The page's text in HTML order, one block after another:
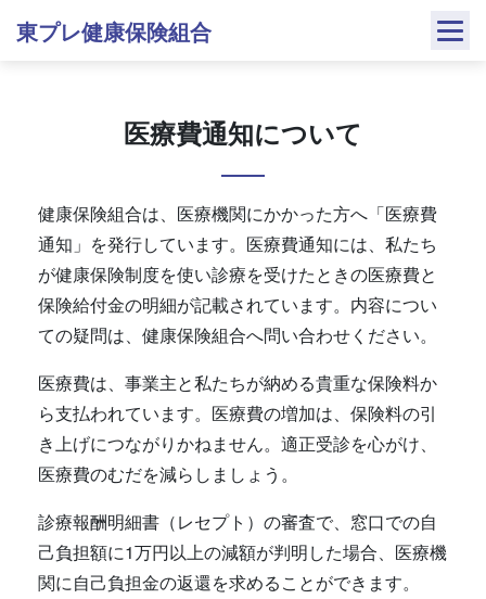
東プレ健康保険組合
医療費通知について
健康保険組合は、医療機関にかかった方へ「医療費
通知」を発行しています。医療費通知には、私たち
が健康保険制度を使い診療を受けたときの医療費と
保険給付金の明細が記載されています。内容につい
ての疑問は、健康保険組合へ問い合わせください。
医療費は、事業主と私たちが納める貴重な保険料か
ら支払われています。医療費の増加は、保険料の引
き上げにつながりかねません。適正受診を心がけ、
医療費のむだを減らしましょう。
診療報酬明細書（レセプト）の審査で、窓口での自
己負担額に1万円以上の減額が判明した場合、医療機
関に自己負担金の返還を求めることができます。